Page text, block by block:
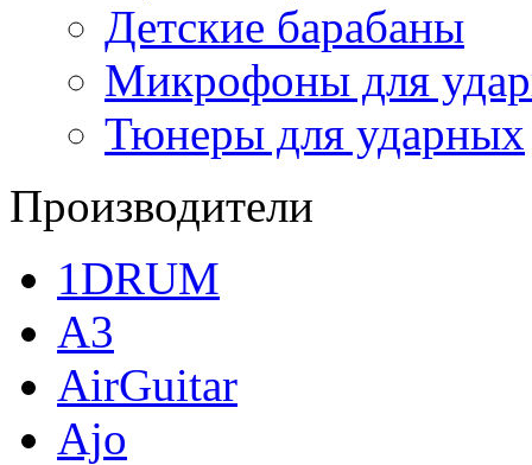
Детские барабаны
Микрофоны для
Тюнеры для ударных
Производители
1DRUM
A3
AirGuitar
Ajo